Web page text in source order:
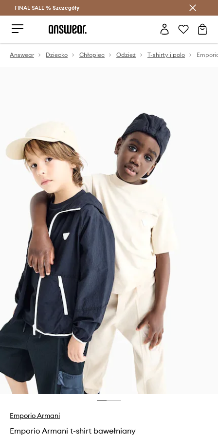
Oszczędzaj z Answear Club >
FINAL SALE % Szczegóły
Answear Dziecko Chłopiec Odzież T-shirty i polo
Emporio Armani
Emporio Armani t-shirt bawełniany